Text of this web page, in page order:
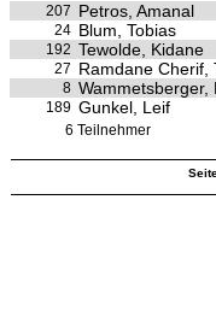
207 Petros, Amanal
24 Blum, Tobias
192 Tewolde, Kidane
27 Ramdane Cherif,
8 Wammetsberger,
189 Gunkel, Leif
6 Teilnehmer